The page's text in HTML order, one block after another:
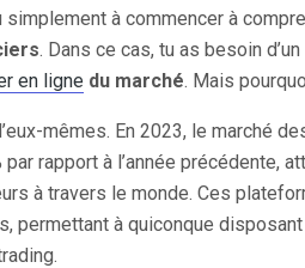
à commencer à
. Dans ce cas, tu as besoin
en ligne du marché. Mais
mêmes. En 2023, le marché
rapport à l’année précédente,
à travers le monde. Ces
permettant à quiconque disposant